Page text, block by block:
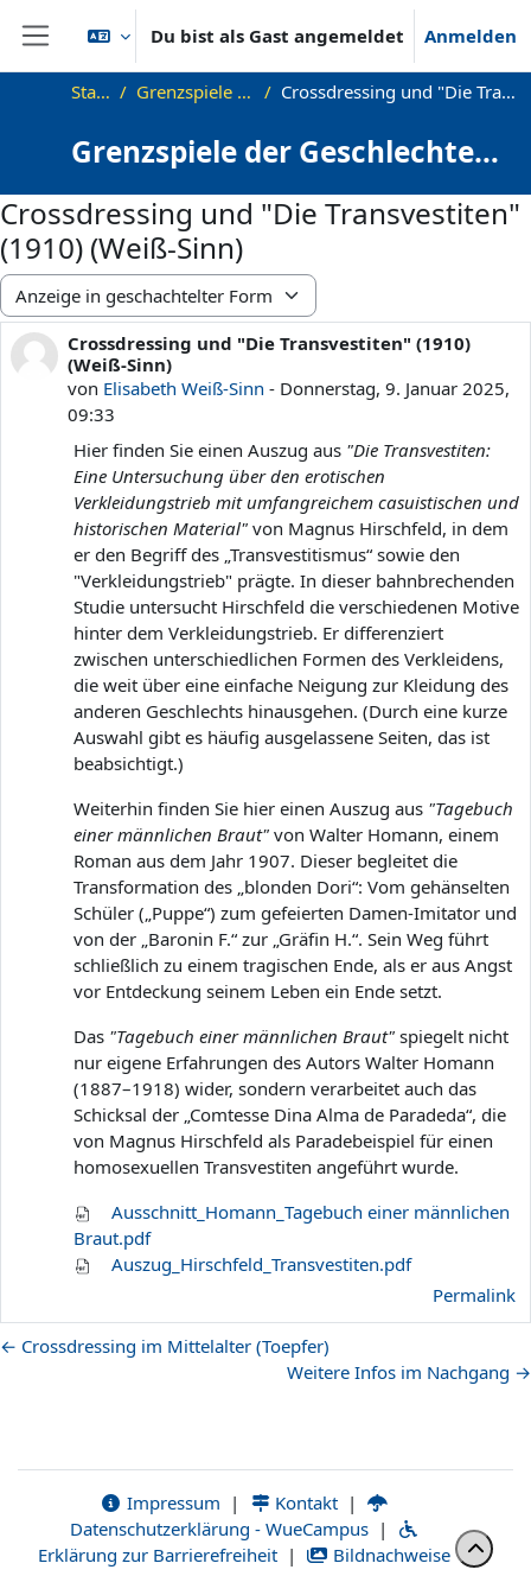
Zum Hauptinhalt
Website-Übersicht
Du bist als Gast angemeldet Anmelden
Startseite Grenzspiele der Geschlechter Crossdressing und "Die Transvestiten" (1910) (Weiß-Sinn)
Grenzspiele der Geschlechter:
Crossdressing und
Genderdiversität in Literatur,
Theorie und Film
Crossdressing und "Die Transvestiten"
(1910) (Weiß-Sinn)
Anzeigemodus
Crossdressing und "Die Transvestiten" (1910)
(Weiß-Sinn)
von Elisabeth Weiß-Sinn - Donnerstag, 9. Januar 2025,
09:33
Anzahl Antworten: 0
Hier finden Sie einen Auszug aus "Die Transvestiten:
Eine Untersuchung über den erotischen
Verkleidungstrieb mit umfangreichem casuistischen und
historischen Material" von Magnus Hirschfeld, in dem
er den Begriff des „Transvestitismus“ sowie den
"Verkleidungstrieb" prägte. In dieser bahnbrechenden
Studie untersucht Hirschfeld die verschiedenen Motive
hinter dem Verkleidungstrieb. Er differenziert
zwischen unterschiedlichen Formen des Verkleidens,
die weit über eine einfache Neigung zur Kleidung des
anderen Geschlechts hinausgehen. (Durch eine kurze
Auswahl gibt es häufig ausgelassene Seiten, das ist
beabsichtigt.)
Weiterhin finden Sie hier einen Auszug aus "Tagebuch
einer männlichen Braut" von Walter Homann, einem
Roman aus dem Jahr 1907. Dieser begleitet die
Transformation des „blonden Dori“: Vom gehänselten
Schüler („Puppe“) zum gefeierten Damen-Imitator und
von der „Baronin F.“ zur „Gräfin H.“. Sein Weg führt
schließlich zu einem tragischen Ende, als er aus Angst
vor Entdeckung seinem Leben ein Ende setzt.
Das "Tagebuch einer männlichen Braut" spiegelt nicht
nur eigene Erfahrungen des Autors Walter Homann
(1887–1918) wider, sondern verarbeitet auch das
Schicksal der „Comtesse Dina Alma de Paradeda“, die
von Magnus Hirschfeld als Paradebeispiel für einen
homosexuellen Transvestiten angeführt wurde.
Ausschnitt_Homann_Tagebuch einer männlichen
Braut.pdf
Auszug_Hirschfeld_Transvestiten.pdf
Permalink
← Crossdressing im Mittelalter (Toepfer)
Weitere Infos im Nachgang →
Impressum | Kontakt |
Datenschutzerklärung - WueCampus |
Erklärung zur Barrierefreiheit | Bildnachweise